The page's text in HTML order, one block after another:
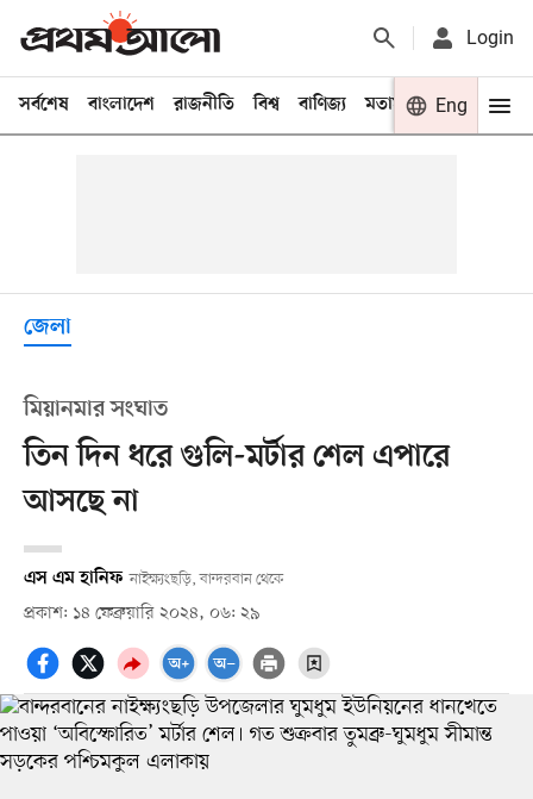
Login
সর্বশেষ বাংলাদেশ রাজনীতি বিশ্ব বাণিজ্য মতামত খেলা
Eng
জেলা
মিয়ানমার সংঘাত
তিন দিন ধরে গুলি-মর্টার শেল এপারে
আসছে না
এস এম হানিফ নাইক্ষ্যংছড়ি, বান্দরবান থেকে
প্রকাশ: ১৪ ফেব্রুয়ারি ২০২৪, ০৬: ২৯